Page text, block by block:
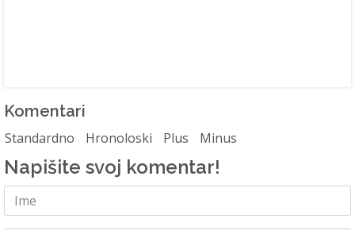
Komentari
Standardno Hronoloski Plus Minus
Napišite svoj komentar!